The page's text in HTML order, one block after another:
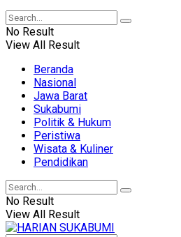
No Result
View All Result
Beranda
Nasional
Jawa Barat
Sukabumi
Politik & Hukum
Peristiwa
Wisata & Kuliner
Pendidikan
No Result
View All Result